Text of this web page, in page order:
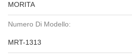
MORITA
Numero Di Modello:
MRT-1313